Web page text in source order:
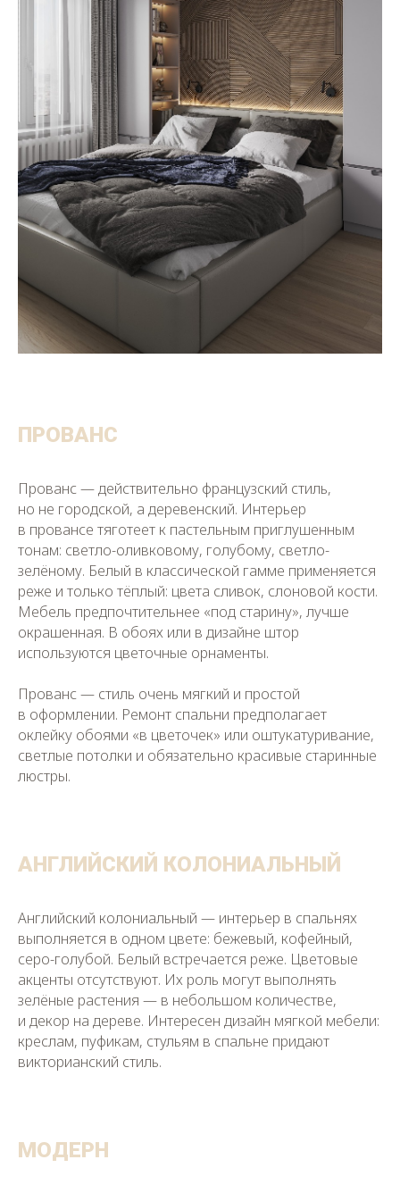
ПРОВАНС
Прованс — действительно французский стиль,
но не городской, а деревенский. Интерьер
в провансе тяготеет к пастельным приглушенным
тонам: светло-оливковому, голубому, светло-
зелёному. Белый в классической гамме применяется
реже и только тёплый: цвета сливок, слоновой кости.
Мебель предпочтительнее «под старину», лучше
окрашенная. В обоях или в дизайне штор
используются цветочные орнаменты.
Прованс — стиль очень мягкий и простой
в оформлении. Ремонт спальни предполагает
оклейку обоями «в цветочек» или оштукатуривание,
светлые потолки и обязательно красивые старинные
люстры.
АНГЛИЙСКИЙ КОЛОНИАЛЬНЫЙ
Английский колониальный — интерьер в спальнях
выполняется в одном цвете: бежевый, кофейный,
серо-голубой. Белый встречается реже. Цветовые
акценты отсутствуют. Их роль могут выполнять
зелёные растения — в небольшом количестве,
и декор на дереве. Интересен дизайн мягкой мебели:
креслам, пуфикам, стульям в спальне придают
викторианский стиль.
МОДЕРН